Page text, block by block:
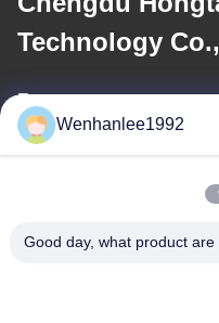
Technology
E-posta
Wenhanlee1992
Good day, what product